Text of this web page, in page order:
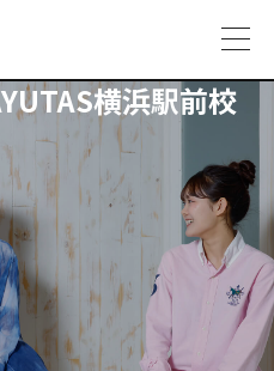
横浜駅前校